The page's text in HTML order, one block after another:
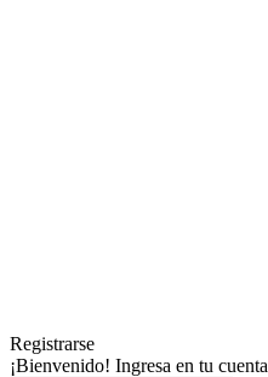
Registrarse
¡Bienvenido! Ingresa en tu cuenta